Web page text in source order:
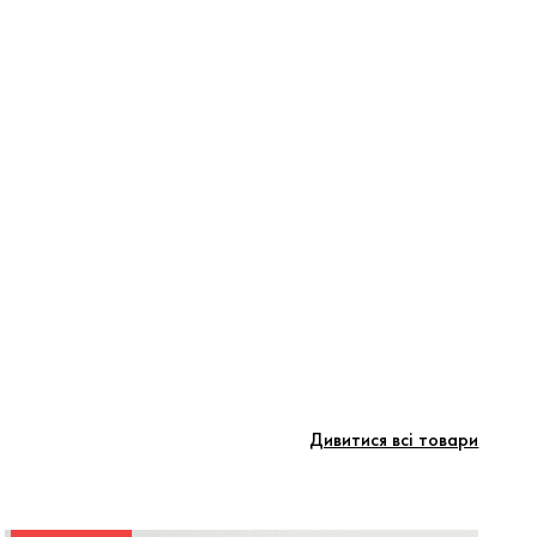
Дивитися всі товари